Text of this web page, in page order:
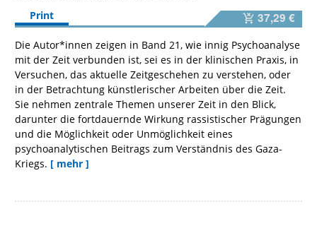
Print
37,29 €
Die Autor*innen zeigen in Band 21, wie innig Psychoanalyse
mit der Zeit verbunden ist, sei es in der klinischen Praxis, in
Versuchen, das aktuelle Zeitgeschehen zu verstehen, oder
in der Betrachtung künstlerischer Arbeiten über die Zeit.
Sie nehmen zentrale Themen unserer Zeit in den Blick,
darunter die fortdauernde Wirkung rassistischer Prägungen
und die Möglichkeit oder Unmöglichkeit eines
psychoanalytischen Beitrags zum Verständnis des Gaza-
Kriegs. [ mehr ]